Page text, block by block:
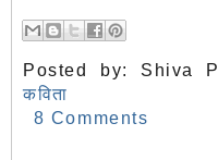
Posted by: Shiva
कविता
8 Comments